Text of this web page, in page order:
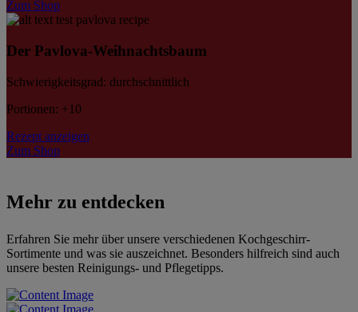
Zum Shop
Der Pavlova-Weihnachtsbaum
Schwierigkeitsgrad: durchschnittlich
Portionen: +10
Rezept anzeigen
Zum Shop
Mehr zu entdecken
Erfahren Sie mehr über unsere verschiedenen Kochgeschirr-
Sortimente und was sie auszeichnet. Besonders hilfreich sind auch
unsere besten Reinigungs- und Pflegetipps.